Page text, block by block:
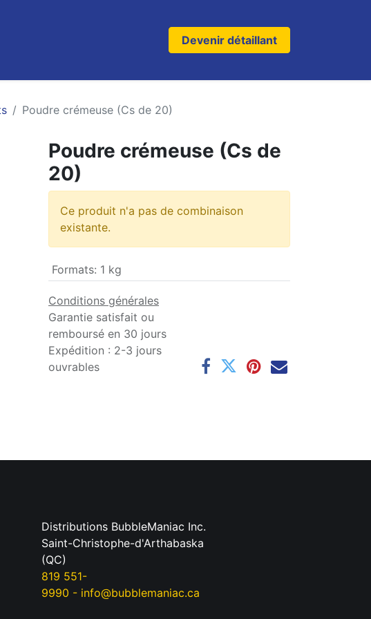
Devenir détaillant
Poudre crémeuse (Cs de 20)
Poudre crémeuse (Cs de
20)
Ce produit n'a pas de combinaison
existante.
Formats: 1 kg
Conditions générales
Garantie satisfait ou
remboursé en 30 jours
Expédition : 2-3 jours
ouvrables
Distributions BubbleManiac Inc.
Saint-Christophe-d'Arthabaska
(QC)
819 551-
9990 - info@bubblemaniac.ca